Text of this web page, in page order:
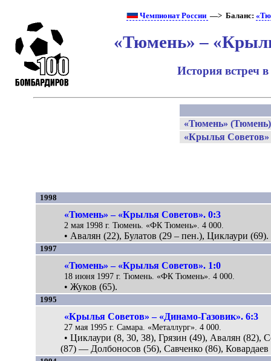
Чемпионат России —> Баланс:
«Тюмень» –
История встреч
«Тюмень» (Тюмень)
«Крылья
1998
«Тюмень» – «Крылья Советов». 0:3
2 мая 1998 г. Тюмень. «ФК Тюмень». 4 000.
• Авалян (22), Булатов (29 – пен.), Циклаури (69).
1997
«Тюмень» – «Крылья Советов». 1:0
18 июня 1997 г. Тюмень. «ФК Тюмень». 4 000.
• Жуков (65).
1995
«Крылья Советов» – «Динамо-Газовик». 6:3
27 мая 1995 г. Самара. «Металлург». 4 000.
• Циклаури (8, 30, 38), Грязин (49), Авалян (82),
(87) — Долбоносов (56), Савченко (86), Ковардаев